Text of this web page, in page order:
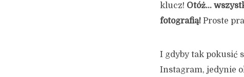
klucz! Otóż…
fotografią! Proste
I gdyby tak pokusić
Instagram, jedynie